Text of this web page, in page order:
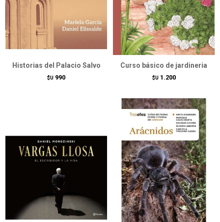
Historias del Palacio Salvo
$U 990
Curso básico de jardineria
$U 1.200